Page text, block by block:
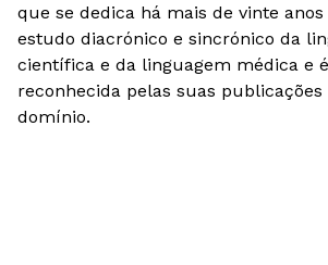
que se dedica há mais de vinte anos
estudo diacrónico e sincrónico da
científica e da linguagem médica e é
reconhecida pelas suas publicações
domínio.